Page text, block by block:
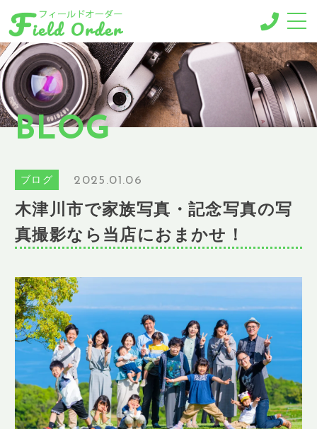
-MENU-
撮影メニュー
-BUSINESS MENU-
法人様向けメニュー
GALLERY
ギャラリー
NEWS
ニュース
BLOG
ブログ
SHOP INFO
店舗情報
CONCEPT
コンセプト
CONTACT
お問い合わせ
BLOG
ブログ 2025.01.06
木津川市で家族写真・記念写真の写
真撮影なら当店におまかせ！